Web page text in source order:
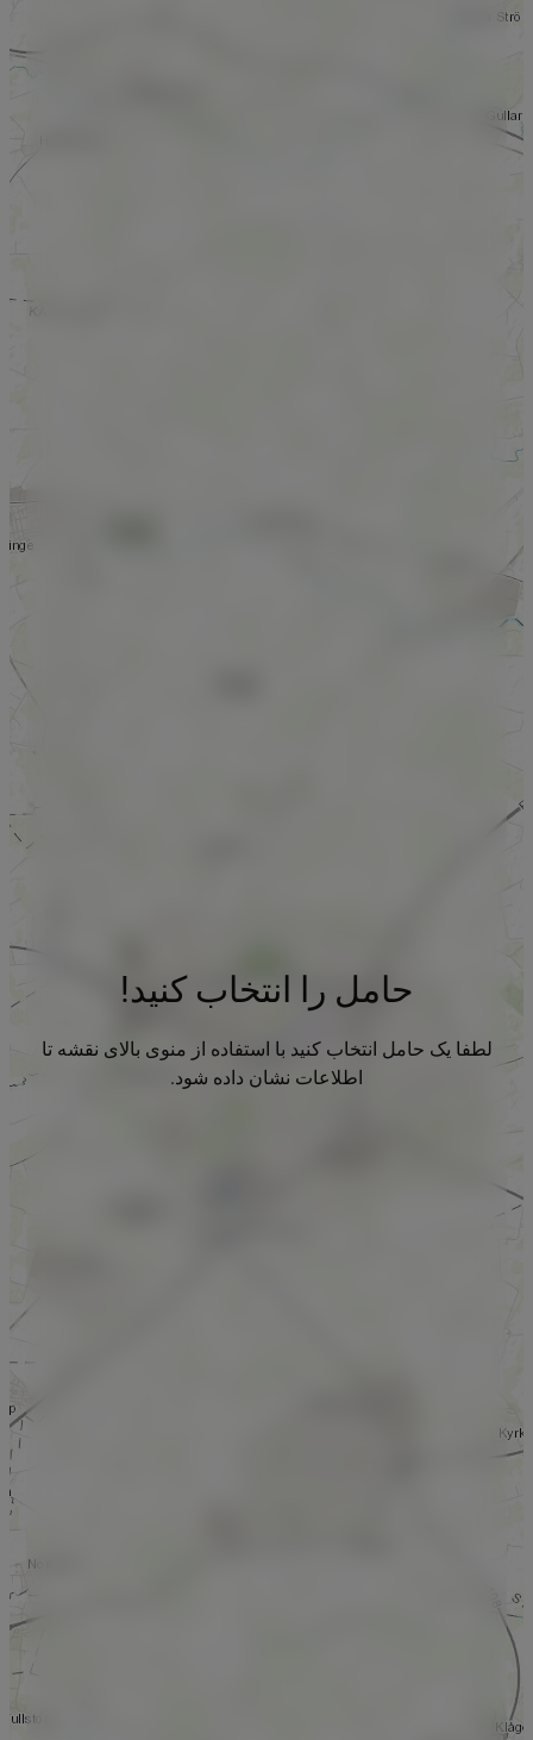
حامل را انتخاب کنید!
لطفا یک حامل انتخاب کنید با استفاده از منوی بالای نقشه تا
اطلاعات نشان داده شود.